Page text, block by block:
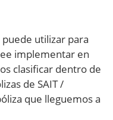
puede utilizar para
implementar en
clasificar dentro de
de SAIT /
que lleguemos a